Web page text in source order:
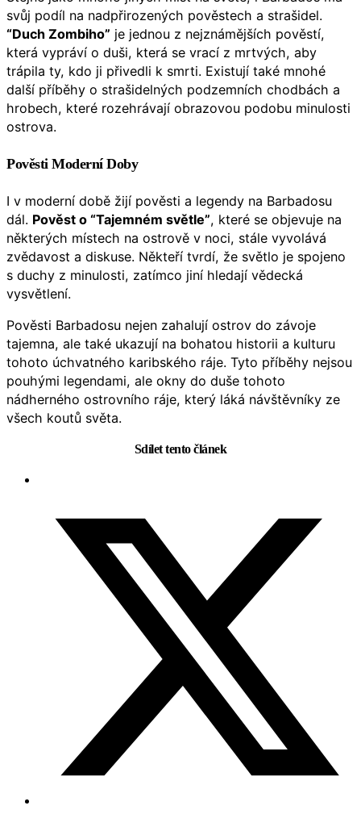
svůj podíl na nadpřirozených pověstech a strašidel.
“Duch Zombiho” je jednou z nejznámějších pověstí,
která vypráví o duši, která se vrací z mrtvých, aby
trápila ty, kdo ji přivedli k smrti. Existují také mnohé
další příběhy o strašidelných podzemních chodbách a
hrobech, které rozehrávají obrazovou podobu minulosti
ostrova.
Pověsti Moderní Doby
I v moderní době žijí pověsti a legendy na Barbadosu
dál. Pověst o “Tajemném světle”, které se objevuje na
některých místech na ostrově v noci, stále vyvolává
zvědavost a diskuse. Někteří tvrdí, že světlo je spojeno
s duchy z minulosti, zatímco jiní hledají vědecká
vysvětlení.
Pověsti Barbadosu nejen zahalují ostrov do závoje
tajemna, ale také ukazují na bohatou historii a kulturu
tohoto úchvatného karibského ráje. Tyto příběhy nejsou
pouhými legendami, ale okny do duše tohoto
nádherného ostrovního ráje, který láká návštěvníky ze
všech koutů světa.
Sdílet tento článek